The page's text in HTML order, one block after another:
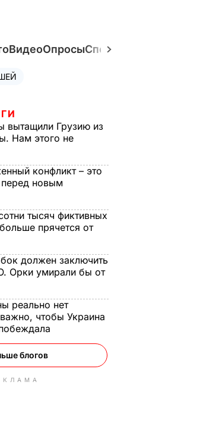
ВидеоОпросыСпецпроекты
вытащили Грузию из
Нам этого не
конфликт – это
новым
тысяч фиктивных
прячется от
должен заключить
Орки умирали бы от
реально нет
чтобы Украина
блогов